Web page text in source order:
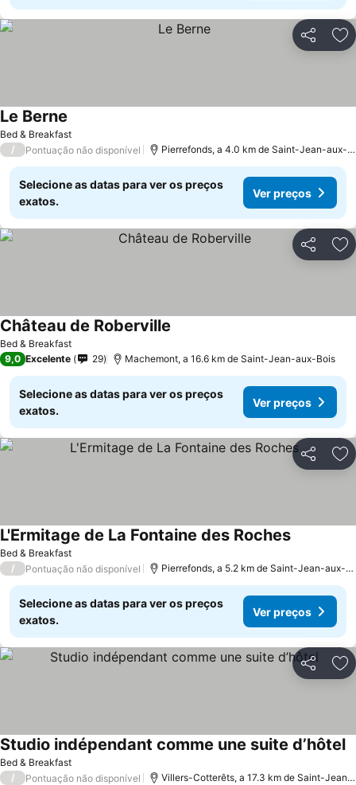
Partilhar
Bed & Breakfast
Le Berne
/ Pontuação não disponível Pierrefonds, a 4.0 km de Saint-Jean-aux-
Selecione as datas para ver os preços
exatos.
Ver preços
Partilhar
Bed & Breakfast
Château de Roberville
9,0 Excelente 29 Machemont, a 16.6 km de Saint-Jean-aux-Bois
Selecione as datas para ver os preços
exatos.
Ver preços
Partilhar
Bed & Breakfast
L'Ermitage de La Fontaine des RochesVer preços
/ Pontuação não disponível Pierrefonds, a 5.2 km de Saint-Jean-aux-
Selecione as datas para ver os preços
exatos.
Ver preços
Partilhar
Bed & Breakfast
Studio indépendant comme une suite d’hôtel
/ Pontuação não disponível Villers-Cotterêts, a 17.3 km de Saint-Jean-